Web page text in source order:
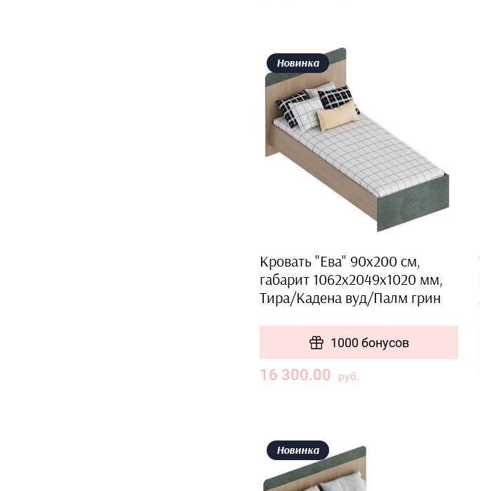
Новинка
Кровать "Ева" 90х200 см,
габарит 1062х2049х1020 мм,
Тира/Кадена вуд/Палм грин
1000 бонусов
16 300.00 руб.
Новинка